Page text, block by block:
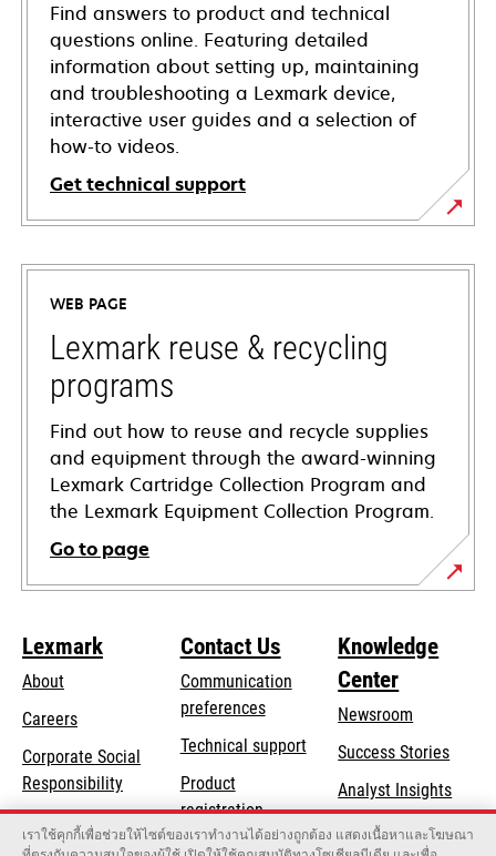
Find answers to product and technical
questions online. Featuring detailed
information about setting up, maintaining
and troubleshooting a Lexmark device,
interactive user guides and a selection of
how-to videos.
Get technical support
opens
in
new
tab
WEB PAGE
Lexmark reuse & recycling
programs
Find out how to reuse and recycle supplies
and equipment through the award-winning
Lexmark Cartridge Collection Program and
the Lexmark Equipment Collection Program.
Go to page
Lexmark
About
Careers
Corporate Social
Responsibilityopens
in
a
Sustainability
Contact Us
Communication
preferences
Technical supportopens
new
tab
Product
registration
Find a dealer
Knowledge
Center
Newsroom
Success Stories
Analyst Insights
เราใช้คุกกี้เพื่อช่วยให้ไซต์ของเราทำงานได้อย่างถูกต้อง แสดงเนื้อหาและโฆษณา